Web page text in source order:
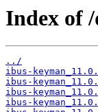
Index of
../
ibus-
ibus-
ibus-
ibus-